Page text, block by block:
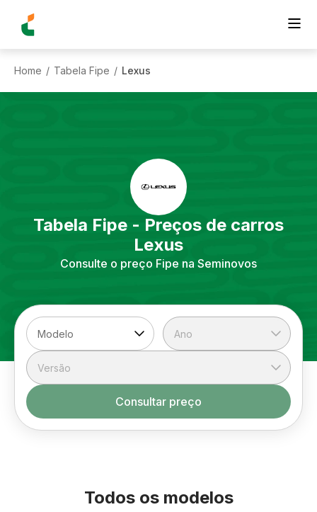
Home / Tabela Fipe / Lexus
Tabela Fipe - Preços de carros
Lexus
Consulte o preço Fipe na Seminovos
Consultar preço
Todos os modelos